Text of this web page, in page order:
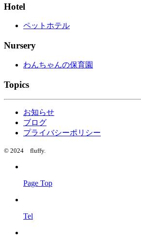
Hotel
ペットホテル
Nursery
わんちゃんの保育園
Topics
お知らせ
ブログ
プライバシーポリシー
© 2024 fluffy.
Page Top
Tel